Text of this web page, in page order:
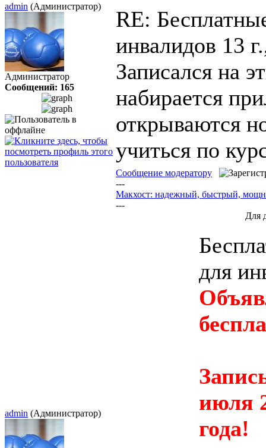
admin (Администратор)
Администратор
Сообщений: 165
RE:
инвалидов 13
Записался на
набирается
открываются
учиться по
Сообщение модератору
---
Макхост: надежный, быстрый,
---
Для
admin (Администратор)
для
июля
года!